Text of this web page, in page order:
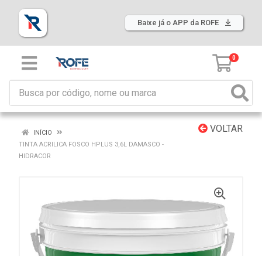
Baixe já o APP da ROFE
0
VOLTAR
INÍCIO
TINTA ACRILICA FOSCO HPLUS 3,6L DAMASCO -
HIDRACOR